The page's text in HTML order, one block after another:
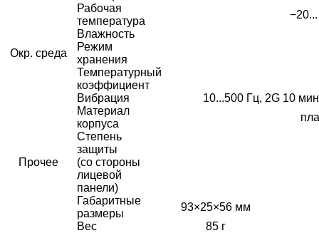
Окр. среда
Рабочая
температура
Влажность
Режим
хранения
Температурный
коэффициент
Вибрация
10...500 Гц, 2G 10
Прочее
Материал
корпуса
Степень
защиты
(со стороны
лицевой
панели)
Габаритные
размеры
93×25×56 мм
Вес
85 г